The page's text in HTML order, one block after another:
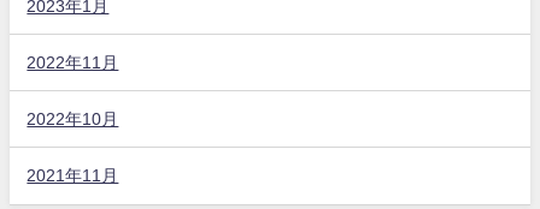
2023年1月
2022年11月
2022年10月
2021年11月